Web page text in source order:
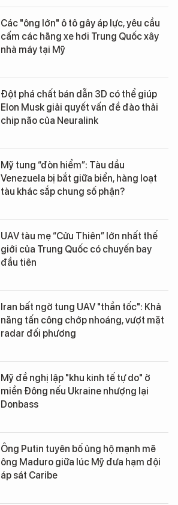
Các "ông lớn" ô tô gây áp lực, yêu cầu
cấm các hãng xe hơi Trung Quốc xây
nhà máy tại Mỹ
Đột phá chất bán dẫn 3D có thể giúp
Elon Musk giải quyết vấn đề đào thải
chip não của Neuralink
Mỹ tung “đòn hiểm”: Tàu dầu
Venezuela bị bắt giữa biển, hàng loạt
tàu khác sắp chung số phận?
UAV tàu mẹ “Cửu Thiên” lớn nhất thế
giới của Trung Quốc có chuyến bay
đầu tiên
Iran bất ngờ tung UAV "thần tốc": Khả
năng tấn công chớp nhoáng, vượt mặt
radar đối phương
Mỹ đề nghị lập "khu kinh tế tự do" ở
miền Đông nếu Ukraine nhượng lại
Donbass
Ông Putin tuyên bố ủng hộ mạnh mẽ
ông Maduro giữa lúc Mỹ đưa hạm đội
áp sát Caribe